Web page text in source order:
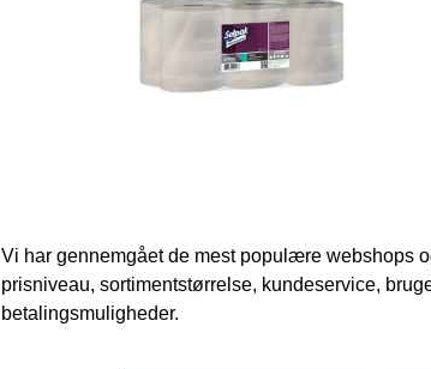
Vi har gennemgået de mest populære webshops
prisniveau, sortimentstørrelse, kundeservice,
betalingsmuligheder.